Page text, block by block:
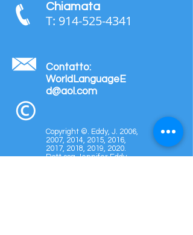
Chiamata
T: 914-525-4341
Contatto:
WorldLanguageE
d@aol.com
Copyright ©. Eddy, J. 2006,
2007, 2014, 2015, 2016,
2017, 2018, 2019, 2020.
Dott.ssa Jennifer Eddy